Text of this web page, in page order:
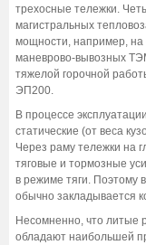
трехосные тележки.
магистральных
мощности, например, на
маневрово-вывозных
тяжелой горочной
ЭП200.
В процессе
статические (от веса
Через раму тележки на
тяговые и тормозные
в режиме тяги. Поэтому
обычно закладывается
Несомненно, что литые
обладают наибольшей